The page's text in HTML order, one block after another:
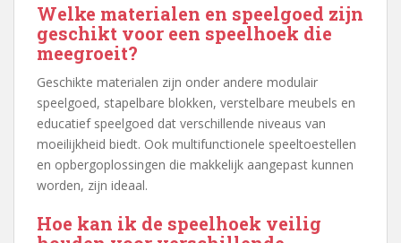
Welke materialen en speelgoed zijn
geschikt voor een speelhoek die
meegroeit?
Geschikte materialen zijn onder andere modulair
speelgoed, stapelbare blokken, verstelbare meubels en
educatief speelgoed dat verschillende niveaus van
moeilijkheid biedt. Ook multifunctionele speeltoestellen
en opbergoplossingen die makkelijk aangepast kunnen
worden, zijn ideaal.
Hoe kan ik de speelhoek veilig